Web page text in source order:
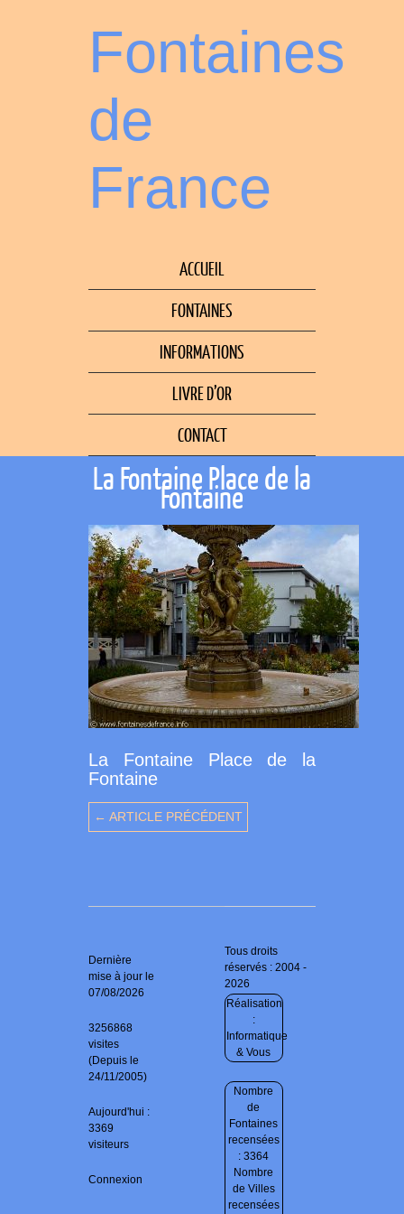
Fontaines
de
France
ACCUEIL
FONTAINES
INFORMATIONS
LIVRE D’OR
CONTACT
La Fontaine Place de la
Fontaine
La Fontaine Place de la
Fontaine
← ARTICLE PRÉCÉDENT
Dernière
mise à jour le
07/08/2026
3256868
visites
(Depuis le
24/11/2005)
Aujourd'hui :
3369
visiteurs
Connexion
Tous droits
réservés : 2004 -
2026
Réalisation
:
Informatique
& Vous
Nombre
de
Fontaines
recensées
: 3364
Nombre
de Villes
recensées